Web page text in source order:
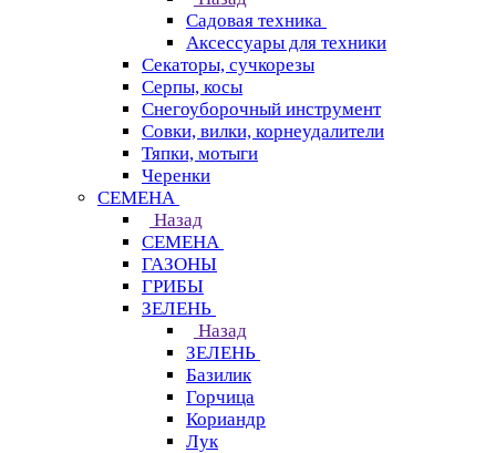
Садовая техника
Аксессуары для техники
Секаторы, сучкорезы
Серпы, косы
Снегоуборочный инструмент
Совки, вилки, корнеудалители
Тяпки, мотыги
Черенки
СЕМЕНА
Назад
СЕМЕНА
ГАЗОНЫ
ГРИБЫ
ЗЕЛЕНЬ
Назад
ЗЕЛЕНЬ
Базилик
Горчица
Кориандр
Лук